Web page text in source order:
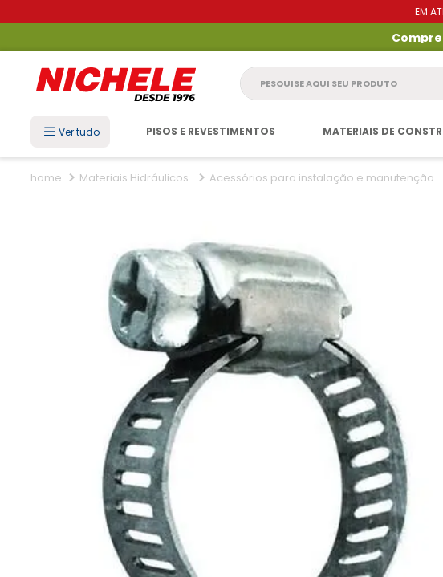
EM
Pesquise aqui seu produto
Ver tudo PISOS E REVESTIMENTOS MATERIAIS DE
Materiais Hidráulicos Acessórios para instalação e manutenção